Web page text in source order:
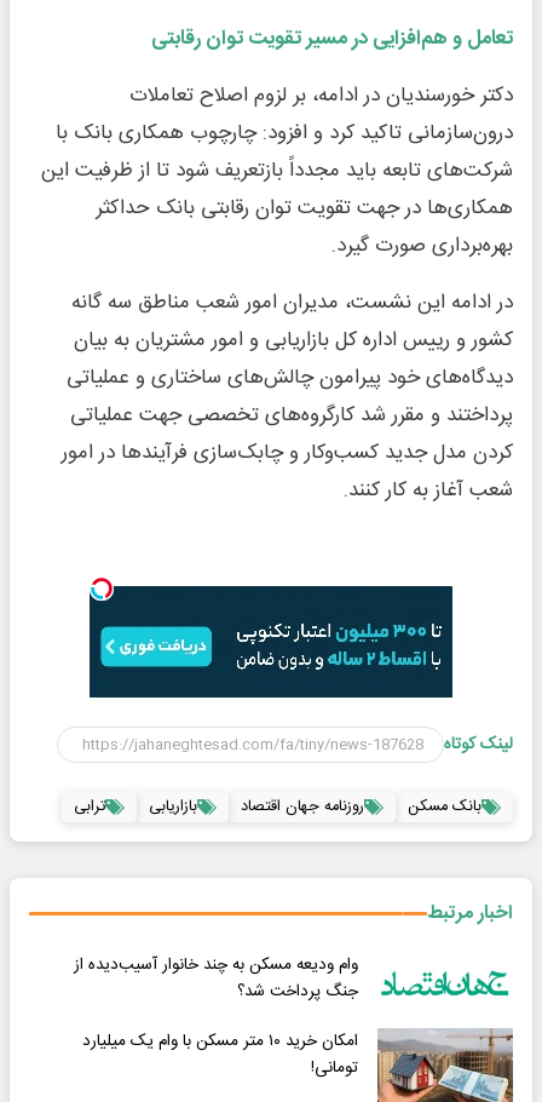
تعامل و هم‌افزایی در مسیر تقویت توان رقابتی
دکتر خورسندیان در ادامه، بر لزوم اصلاح تعاملات
درون‌سازمانی تاکید کرد و افزود: چارچوب همکاری بانک با
شرکت‌های تابعه باید مجدداً بازتعریف شود تا از ظرفیت این
همکاری‌ها در جهت تقویت توان رقابتی بانک حداکثر
بهره‌برداری صورت گیرد.
در ادامه این نشست، مدیران امور شعب مناطق سه گانه
کشور و رییس اداره کل بازاریابی و امور مشتریان به بیان
دیدگاه‌های خود پیرامون چالش‌های ساختاری و عملیاتی
پرداختند و مقرر شد کارگروه‌های تخصصی جهت عملیاتی
کردن مدل جدید کسب‌وکار و چابک‌سازی فرآیندها در امور
شعب آغاز به کار کنند.
لینک کوتاه
بانک مسکن روزنامه جهان اقتصاد بازاریابی ترابی
اخبار مرتبط
وام ودیعه مسکن به چند خانوار آسیب‌دیده از
جنگ پرداخت شد؟
امکان خرید ١٠ متر مسکن با وام یک میلیارد
تومانی!